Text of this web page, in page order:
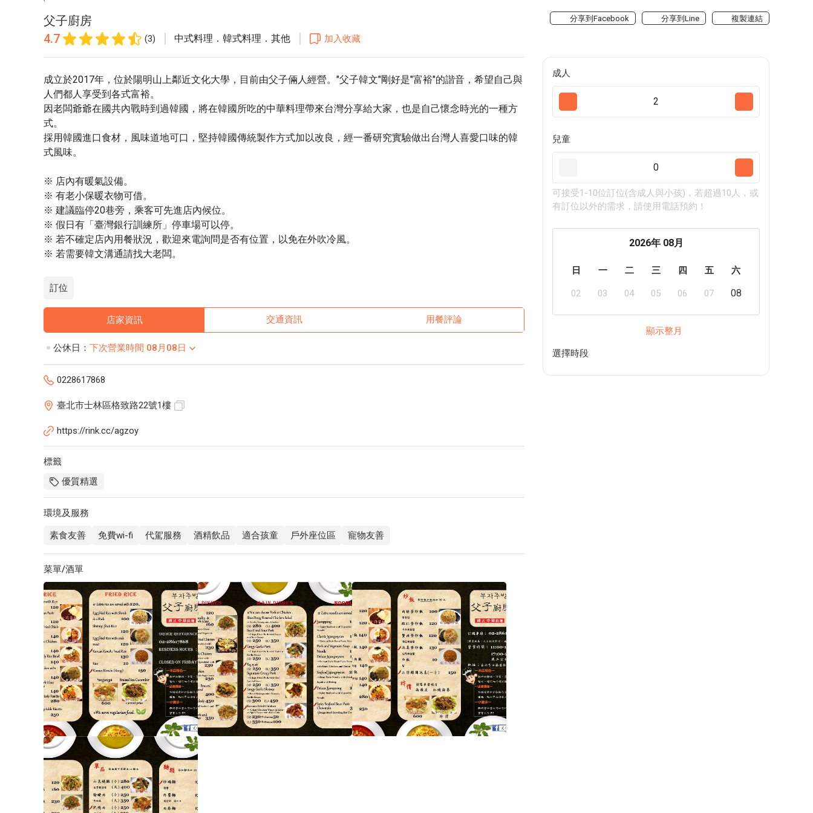
父子廚房
4.7
(3) 中式料理．韓式料理．其他 加入收藏
分享到Facebook 分享到Line 複製連結
成立於2017年，位於陽明山上鄰近文化大學，目前由父子倆人經營。"父子韓文"剛好是"富裕"的諧音，希望自己與
人們都人享受到各式富裕。
因老闆爺爺在國共內戰時到過韓國，將在韓國所吃的中華料理帶來台灣分享給大家，也是自己懷念時光的一種方
式。
採用韓國進口食材，風味道地可口，堅持韓國傳統製作方式加以改良，經一番研究實驗做出台灣人喜愛口味的韓
式風味。
※ 店內有暖氣設備。
※ 有老小保暖衣物可借。
※ 建議臨停20巷旁，乘客可先進店內候位。
※ 假日有「臺灣銀行訓練所」停車場可以停。
※ 若不確定店內用餐狀況，歡迎來電詢問是否有位置，以免在外吹冷風。
※ ​若需要韓文溝通請找大老闆。
訂位
店家資訊 交通資訊 用餐評論
公休日： 下次營業時間 08月08日
0228617868
臺北市士林區格致路22號1樓
https://rink.cc/agzoy
標籤
優質精選
環境及服務
素食友善 免費wi-fi 代駕服務 酒精飲品 適合孩童 戶外座位區 寵物友善
菜單/酒單
成人
2
兒童
0
可接受1-10位訂位(含成人與小孩)，若超過10人，或
有訂位以外的需求，請使用電話預約！
2026年 08月
日 一 二 三 四 五 六
02 03 04 05 06 07 08
顯示整月
選擇時段